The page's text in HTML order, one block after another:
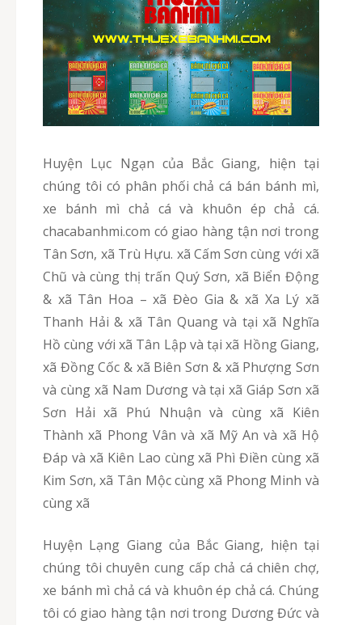
Huyện Lục Ngạn của Bắc Giang, hiện tại
chúng tôi có phân phối chả cá bán bánh mì,
xe bánh mì chả cá và khuôn ép chả cá.
chacabanhmi.com có giao hàng tận nơi trong
Tân Sơn, xã Trù Hựu. xã Cấm Sơn cùng với xã
Chũ và cùng thị trấn Quý Sơn, xã Biển Động
& xã Tân Hoa – xã Đèo Gia & xã Xa Lý xã
Thanh Hải & xã Tân Quang và tại xã Nghĩa
Hồ cùng với xã Tân Lập và tại xã Hồng Giang,
xã Đồng Cốc & xã Biên Sơn & xã Phượng Sơn
và cùng xã Nam Dương và tại xã Giáp Sơn xã
Sơn Hải xã Phú Nhuận và cùng xã Kiên
Thành xã Phong Vân và xã Mỹ An và xã Hộ
Đáp và xã Kiên Lao cùng xã Phì Điền cùng xã
Kim Sơn, xã Tân Mộc cùng xã Phong Minh và
cùng xã
Huyện Lạng Giang của Bắc Giang, hiện tại
chúng tôi chuyên cung cấp chả cá chiên chợ,
xe bánh mì chả cá và khuôn ép chả cá. Chúng
tôi có giao hàng tận nơi trong Dương Đức và